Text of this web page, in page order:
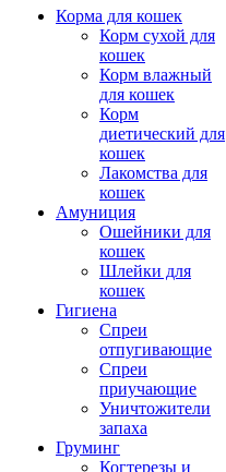
Корма для кошек
Корм сухой для
кошек
Корм влажный
для кошек
Корм
диетический для
кошек
Лакомства для
кошек
Амуниция
Ошейники для
кошек
Шлейки для
кошек
Гигиена
Спреи
отпугивающие
Спреи
приучающие
Уничтожители
запаха
Груминг
Когтерезы и